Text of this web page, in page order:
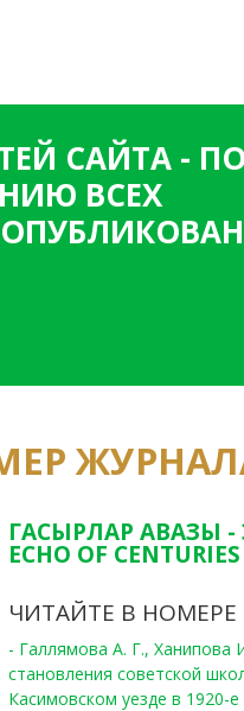
САЙТА -
ВСЕХ
ГАСЫРЛАР АВАЗЫ -
ECHO OF
ЧИТАЙТЕ В НОМЕРЕ
- Галлямова А. Г.,
становления советской
Касимовском уезде в 1920-е